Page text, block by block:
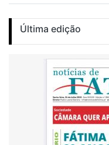
Última edição